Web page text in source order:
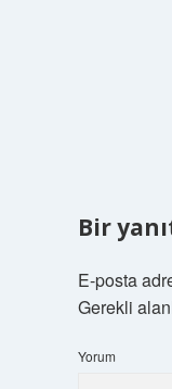
Bir
E-posta
Gerekli
Yorum